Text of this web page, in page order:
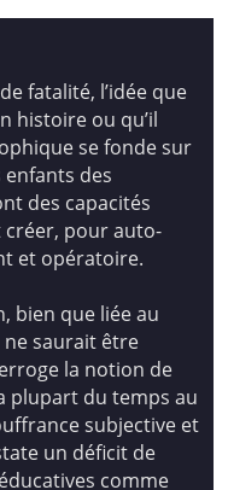
fatalité, l’idée que
histoire ou qu’il
se fonde sur
des
des capacités
pour auto-
et opératoire.
bien que liée au
saurait être
la notion de
plupart du temps au
subjective et
un déficit de
comme